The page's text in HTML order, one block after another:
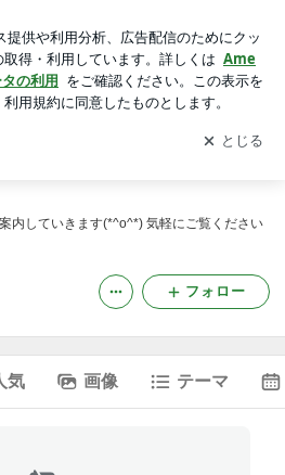
ブログの更新通知
を受け取りまし
開く
内していきます(*^o^*) 気軽にご覧ください
フォロー
気 画像 テーマ